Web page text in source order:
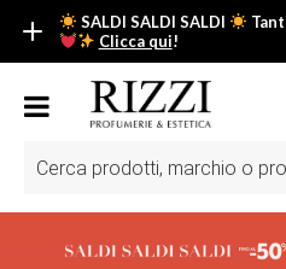
SALDI SALDI SALDI
Clicca qui!
SALDI SALDI SALDI
Fino al -50% su tantissimi
Scopri tutti i prodotti in super
prodotti